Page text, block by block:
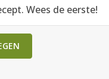
Wees de eerste!